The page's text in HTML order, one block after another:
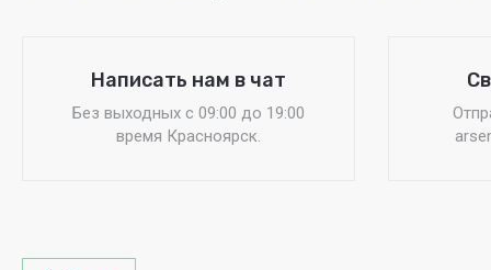
Написать нам в чат
Без выходных c 09:00 до 19:00
время Красноярск.